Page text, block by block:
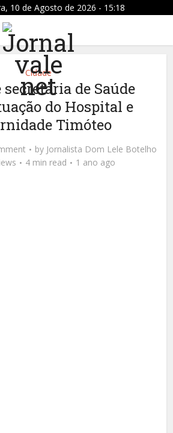
10 de Agosto de 2026 - 15:18
Cidade
secretária de Saúde
do Hospital e
Timóteo
by Jornalista Dom Lele Botelho
4 min read 1 ano ago